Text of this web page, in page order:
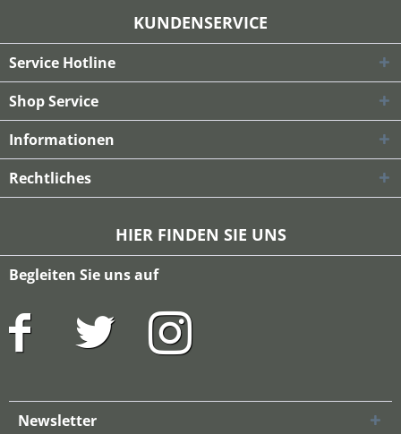
KUNDENSERVICE
Service Hotline
Shop Service
Informationen
Rechtliches
HIER FINDEN SIE UNS
Begleiten Sie uns auf
Newsletter